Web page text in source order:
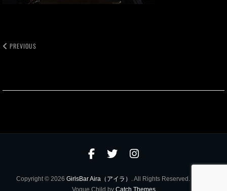
PREVIOUS
facebook
twitterinstagram
Copyright © 2026 GirlsBar Aira（アイラ） . All Rights Reserved. | Catch
Vogue Child by Catch Themes